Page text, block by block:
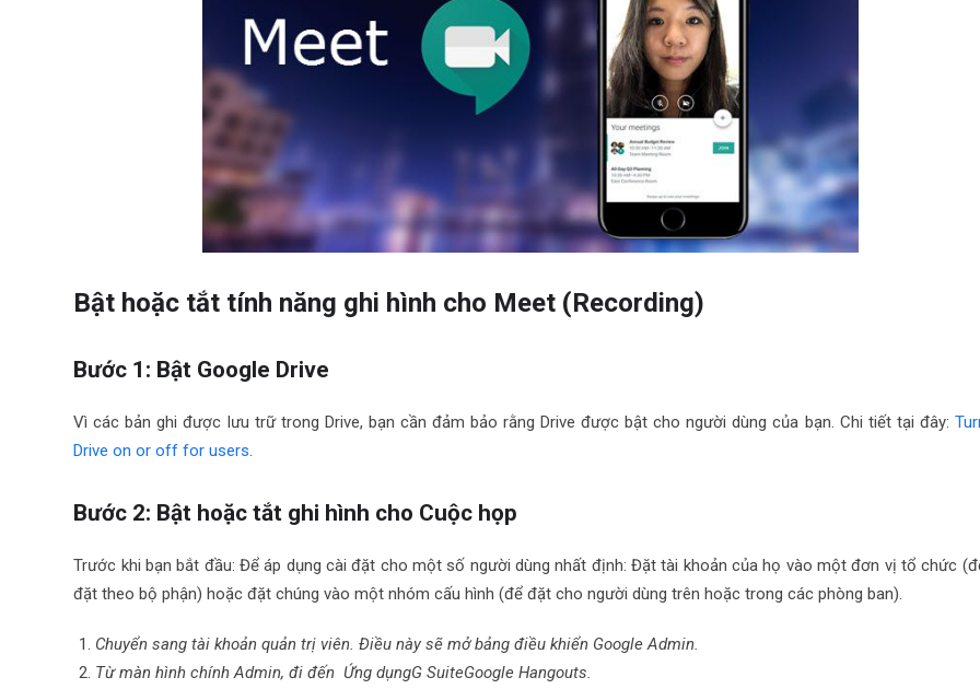
Bật hoặc tắt tính năng ghi hình cho Meet (Recording)
Bước 1: Bật Google Drive
Vì các bản ghi được lưu trữ trong Drive, bạn cần đảm bảo rằng Drive được bật cho người dùng của bạn. Chi tiết tại đây:
Drive on or off for users.
Bước 2: Bật hoặc tắt ghi hình cho Cuộc họp
Trước khi bạn bắt đầu: Để áp dụng cài đặt cho một số người dùng nhất định: Đặt tài khoản của họ vào một đơn vị tổ chức
đặt theo bộ phận) hoặc đặt chúng vào một nhóm cấu hình (để đặt cho người dùng trên hoặc trong các phòng ban).
Chuyển sang tài khoản quản trị viên. Điều này sẽ mở bảng điều khiển Google Admin.
Từ màn hình chính Admin, đi đến Ứng dụngG SuiteGoogle Hangouts.